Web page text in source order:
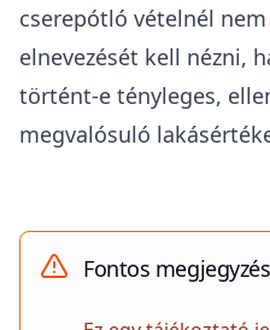
szempontjából önálló
Értékesítés=eladás?
A KúriaKfv.V.35.027/
fontos, mert kimondta:
konkrét ügyben a
hatósági árverés útján